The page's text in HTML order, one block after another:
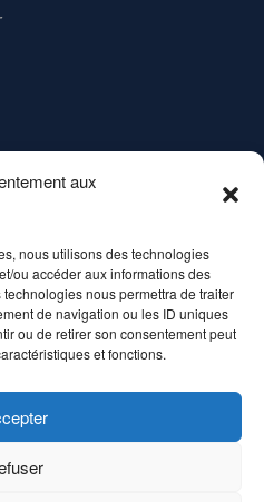
aux
nous utilisons des technologies
ou accéder aux informations des
nous permettra de traiter
de navigation ou les ID uniques
ou de retirer son consentement peut
et fonctions.
PUBLIC